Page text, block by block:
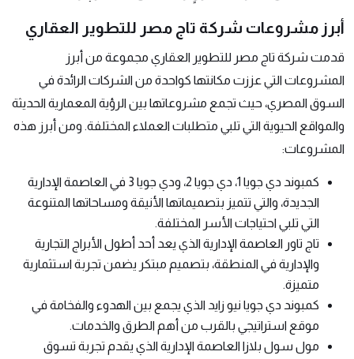
أبرز مشروعات شركة تاج مصر للتطوير العقاري
قدمت شركة تاج مصر للتطوير العقاري مجموعة من أبرز
المشروعات التي عززت مكانتها كواحدة من الشركات الرائدة في
السوق المصري، حيث تجمع مشروعاتها بين الرؤية المعمارية الحديثة
والمواقع الحيوية التي تلبي متطلبات العملاء المختلفة. ومن أبرز هذه
المشروعات:
كمبوند دي جويا 1، دي جويا 2، ودي جويا 3 في العاصمة الإدارية
الجديدة، والتي تتميز بتصميماتها الأنيقة ومساحاتها المتنوعة
التي تلبي احتياجات الأسر المختلفة.
تاج تاور العاصمة الإدارية الذي يعد أحد أطول الأبراج التجارية
والإدارية في المنطقة، بتصميم مبتكر يضمن تجربة استثمارية
متميزة.
كمبوند دي جويا نيو زايد الذي يجمع بين الهدوء والفخامة في
موقع استراتيجي بالقرب من أهم الطرق والخدمات.
مول سول بلازا العاصمة الإدارية الذي يقدم تجربة تسوق